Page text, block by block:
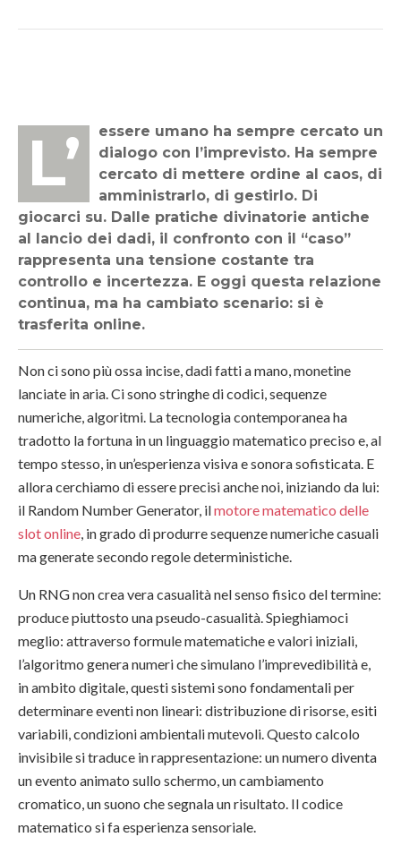
L’essere umano ha sempre cercato un
dialogo con l’imprevisto. Ha sempre
cercato di mettere ordine al caos, di
amministrarlo, di gestirlo. Di
giocarci su. Dalle pratiche divinatorie antiche
al lancio dei dadi, il confronto con il “caso”
rappresenta una tensione costante tra
controllo e incertezza. E oggi questa relazione
continua, ma ha cambiato scenario: si è
trasferita online.
Non ci sono più ossa incise, dadi fatti a mano, monetine
lanciate in aria. Ci sono stringhe di codici, sequenze
numeriche, algoritmi. La tecnologia contemporanea ha
tradotto la fortuna in un linguaggio matematico preciso e, al
tempo stesso, in un’esperienza visiva e sonora sofisticata. E
allora cerchiamo di essere precisi anche noi, iniziando da lui:
il Random Number Generator, ilmotore matematico delle
slot online , in grado di produrre sequenze numeriche casuali
ma generate secondo regole deterministiche.
Un RNG non crea vera casualità nel senso fisico del termine:
produce piuttosto una pseudo-casualità. Spieghiamoci
meglio: attraverso formule matematiche e valori iniziali,
l’algoritmo genera numeri che simulano l’imprevedibilità e,
in ambito digitale, questi sistemi sono fondamentali per
determinare eventi non lineari: distribuzione di risorse, esiti
variabili, condizioni ambientali mutevoli. Questo calcolo
invisibile si traduce in rappresentazione: un numero diventa
un evento animato sullo schermo, un cambiamento
cromatico, un suono che segnala un risultato. Il codice
matematico si fa esperienza sensoriale.